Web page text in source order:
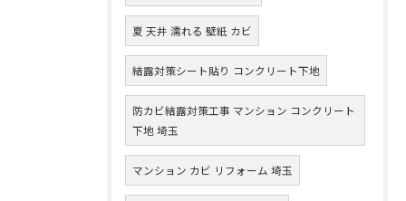
夏 天井 濡れる 壁紙 カビ
結露対策シート貼り コンクリート下地
防カビ結露対策工事 マンション コンクリート
下地 埼玉
マンション カビ リフォーム 埼玉